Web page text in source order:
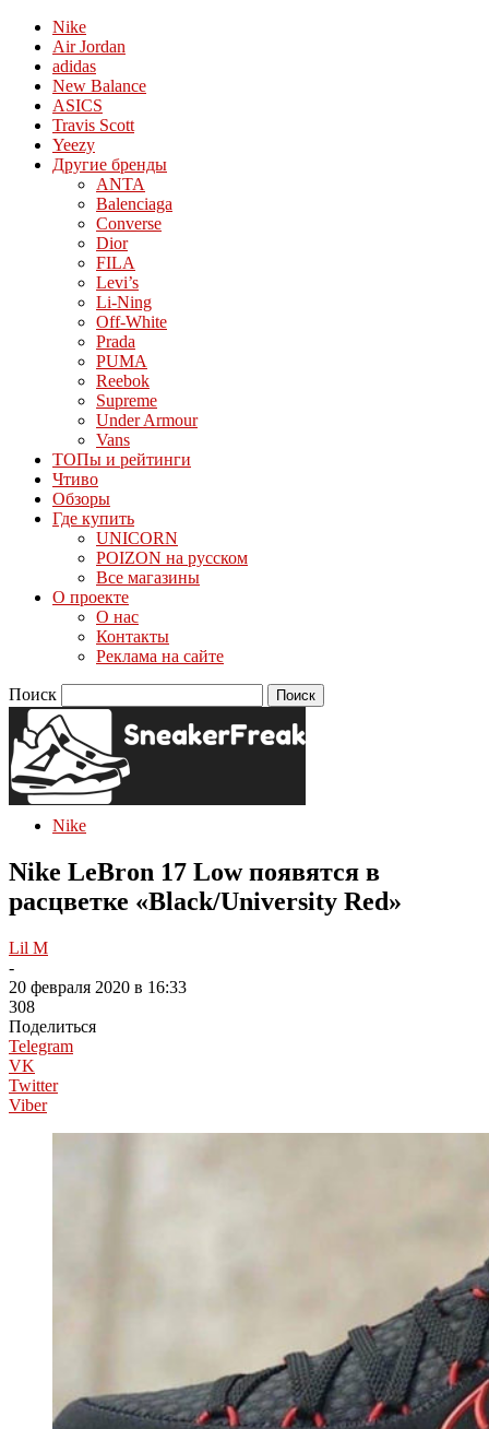
Nike
Air Jordan
adidas
New Balance
ASICS
Travis Scott
Yeezy
Другие бренды
ANTA
Balenciaga
Converse
Dior
FILA
Levi’s
Li-Ning
Off-White
Prada
PUMA
Reebok
Supreme
Under Armour
Vans
ТОПы и рейтинги
Чтиво
Обзоры
Где купить
UNICORN
POIZON на русском
Все магазины
О проекте
О нас
Контакты
Реклама на сайте
Поиск
Nike
Nike LeBron 17 Low появятся в
расцветке «Black/University Red»
Lil M
-
20 февраля 2020 в 16:33
308
Поделиться
Telegram
VK
Twitter
Viber